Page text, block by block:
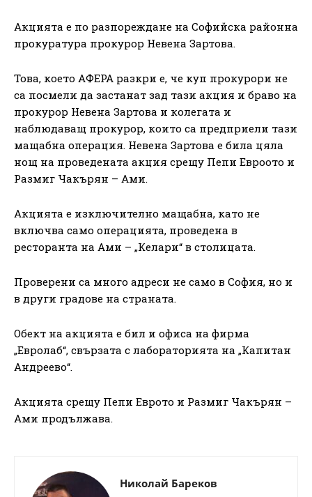
Акцията е по разпореждане на Софийска районна
прокуратура прокурор Невена Зартова.
Това, което АФЕРА разкри е, че куп прокурори не
са посмели да застанат зад тази акция и браво на
прокурор Невена Зартова и колегата и
наблюдаващ прокурор, които са предприели тази
мащабна операция. Невена Зартова е била цяла
нощ на проведената акция срещу Пепи Евроото и
Размиг Чакърян – Ами.
Акцията е изключително мащабна, като не
включва само операцията, проведена в
ресторанта на Ами – „Келари“ в столицата.
Проверени са много адреси не само в София, но и
в други градове на страната.
Обект на акцията е бил и офиса на фирма
„Евролаб“, свързата с лабораторията на „Капитан
Андреево“.
Акцията срещу Пепи Еврото и Размиг Чакърян –
Ами продължава.
Николай Бареков